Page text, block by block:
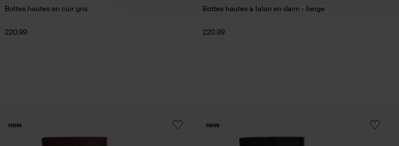
Bottes hautes en cuir gris
220.99
Bottes hautes à talon en daim - beige
220.99
new new